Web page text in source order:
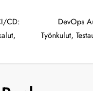
CD:
DevOps
Työnkulut,